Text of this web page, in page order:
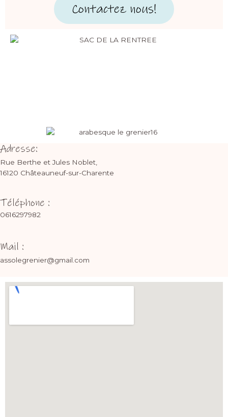
Contactez nous!
Adresse:
Rue Berthe et Jules Noblet,
16120 Châteauneuf-sur-Charente
Téléphone :
0616297982
Mail :
assolegrenier@gmail.com